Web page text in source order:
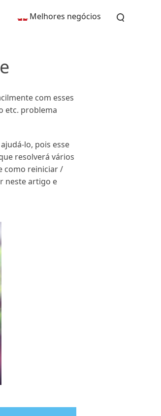
Melhores negócios
com esses
etc. problema
lo, pois esse
resolverá vários
como reiniciar /
neste artigo e